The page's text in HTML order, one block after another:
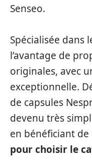
Senseo.
Spécialisée dans
l’avantage de
originales, avec
exceptionnelle.
de capsules
devenu très
en bénéficiant de
pour choisir le